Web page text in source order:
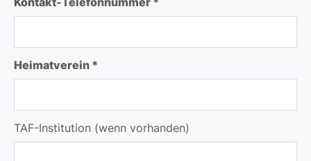
Heimatverein *
TAF-Institution (wenn vorhanden)